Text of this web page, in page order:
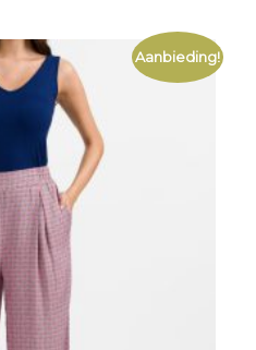
Aanbieding!